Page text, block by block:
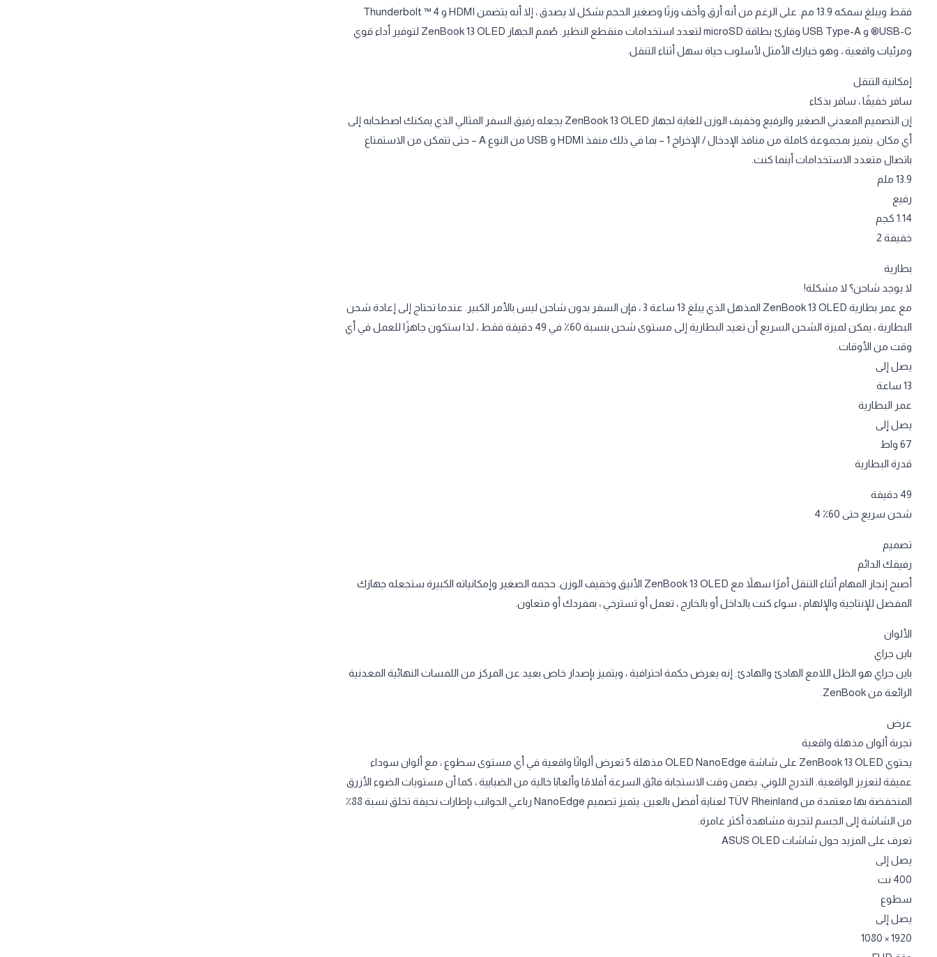
فقط ويبلغ سمكه 13.9 مم. على الرغم من أنه أرق وأخف وزنًا وصغير الحجم بشكل لا يصدق ، إلا أنه يتضمن HDMI و Thunderbolt ™ 4
USB-C® و USB Type-A وقارئ بطاقة microSD لتعدد استخدامات منقطع النظير. صُمم الجهاز ZenBook 13 OLED لتوفير أداء قوي
ومرئيات واقعية ، وهو خيارك الأمثل لأسلوب حياة سهل أثناء التنقل.
إمكانية التنقل
سافر خفيفًا ، سافر بذكاء
إن التصميم المعدني الصغير والرفيع وخفيف الوزن للغاية لجهاز ZenBook 13 OLED يجعله رفيق السفر المثالي الذي يمكنك اصطحابه إلى
أي مكان. يتميز بمجموعة كاملة من منافذ الإدخال / الإخراج 1 – بما في ذلك منفذ HDMI و USB من النوع A – حتى تتمكن من الاستمتاع
باتصال متعدد الاستخدامات أينما كنت.
13.9 ملم
رفيع
1.14 كجم
خفيفة 2
بطارية
لا يوجد شاحن؟ لا مشكلة!
مع عمر بطارية ZenBook 13 OLED المذهل الذي يبلغ 13 ساعة 3 ، فإن السفر بدون شاحن ليس بالأمر الكبير. عندما تحتاج إلى إعادة شحن
البطارية ، يمكن لميزة الشحن السريع أن تعيد البطارية إلى مستوى شحن بنسبة 60٪ في 49 دقيقة فقط ، لذا ستكون جاهزًا للعمل في أي
وقت من الأوقات.
يصل إلى
13 ساعة
عمر البطارية
يصل إلى
67 واط
قدرة البطارية
49 دقيقة
شحن سريع حتى 60٪ 4
تصميم
رفيقك الدائم
أصبح إنجاز المهام أثناء التنقل أمرًا سهلاً مع ZenBook 13 OLED الأنيق وخفيف الوزن. حجمه الصغير وإمكانياته الكبيرة ستجعله جهازك
المفضل للإنتاجية والإلهام ، سواء كنت بالداخل أو بالخارج ، تعمل أو تسترخي ، بمفردك أو متعاون.
الألوان
باين جراي
باين جراي هو الظل اللامع الهادئ والهادئ. إنه يعرض حكمة احترافية ، ويتميز بإصدار خاص بعيد عن المركز من اللمسات النهائية المعدنية
الرائعة من ZenBook.
عرض
تجربة ألوان مذهلة واقعية
يحتوي ZenBook 13 OLED على شاشة OLED NanoEdge مذهلة 5 تعرض ألوانًا واقعية في أي مستوى سطوع ، مع ألوان سوداء
عميقة لتعزيز الواقعية. التدرج اللوني. يضمن وقت الاستجابة فائق السرعة أفلامًا وألعابًا خالية من الضبابية ، كما أن مستويات الضوء الأزرق
المنخفضة بها معتمدة من TÜV Rheinland لعناية أفضل بالعين. يتميز تصميم NanoEdge رباعي الجوانب بإطارات نحيفة تخلق نسبة 88٪
من الشاشة إلى الجسم لتجربة مشاهدة أكثر غامرة.
تعرف على المزيد حول شاشات ASUS OLED
يصل إلى
400 نت
سطوع
يصل إلى
1920 × 1080